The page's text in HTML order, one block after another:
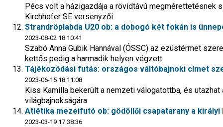
Pécs volt a házigazdája a rövidtávú
Kirchhofer SE versenyzői
Strandröplabda U20 ob: a dobogó két fokán is
2023-08-02 18:10:41
Szabó Anna Gubik Hannával (ÓSSC) az ezüstérmet
kettős pedig a harmadik helyen végzett
Tájékozódási futás: országos váltóbajnoki címet
2023-06-15 18:11:08
Kiss Kamilla bekerült a nemzeti válogatottba, és
világbajnokságára
Atlétika mezeifutó ob: gödöllői csapatarany a királyi
2023-03-19 17:38:36